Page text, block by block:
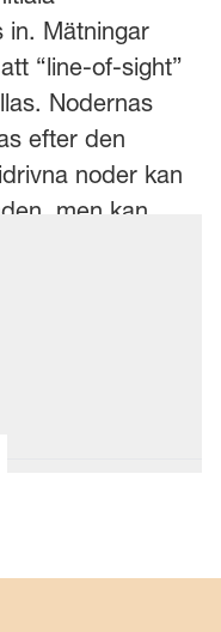
in. Mätningar
“line-of-sight”
Nodernas
efter den
noder kan
men kan